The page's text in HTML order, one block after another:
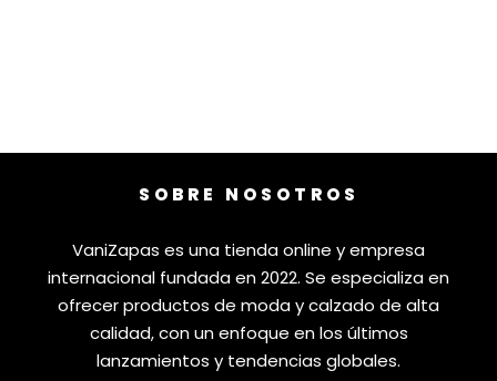
SOBRE NOSOTROS
VaniZapas es una tienda online y empresa
internacional fundada en 2022. Se especializa en
ofrecer productos de moda y calzado de alta
calidad, con un enfoque en los últimos
lanzamientos y tendencias globales.